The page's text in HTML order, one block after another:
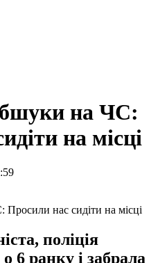
на ЧС:
на місці
поліція
6 ранку і забрала